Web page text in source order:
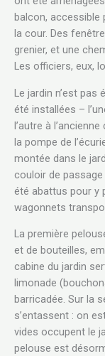
balcon, accessible
la cour. Des
grenier, et une
Les officiers, eux,
Le jardin n’est pas
été installées –
l’autre à
la pompe de
montée dans le
couloir de
été abattus pour y
wagonnets
La première
et de bouteilles,
cabine du jardin
limonade
barricadée. Sur la
s’entassent : on
vides occupent le
pelouse est